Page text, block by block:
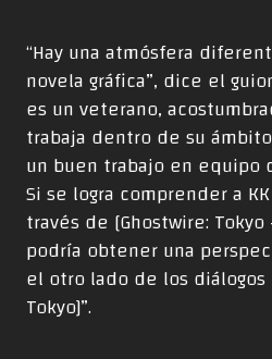
“Hay una atmósfera
novela gráfica”, dice el
es un veterano,
trabaja dentro de su
un buen trabajo en equipo
Si se logra comprender a
través de [Ghostwire:
podría obtener una
el otro lado de los diálogos
Tokyo]”.